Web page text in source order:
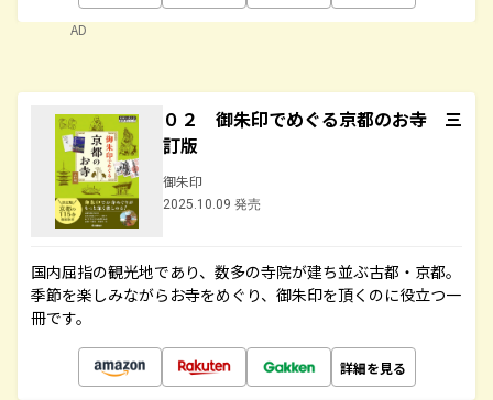
AD
０２ 御朱印でめぐる京都のお寺 三
訂版
御朱印
2025.10.09 発売
国内屈指の観光地であり、数多の寺院が建ち並ぶ古都・京都。
季節を楽しみながらお寺をめぐり、御朱印を頂くのに役立つ一
冊です。
詳細を見る